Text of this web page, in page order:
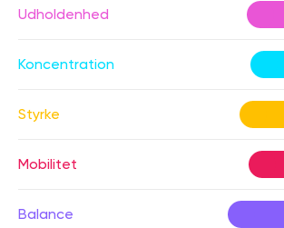
Udholdenhed
Koncentration
Styrke
Mobilitet
Balance